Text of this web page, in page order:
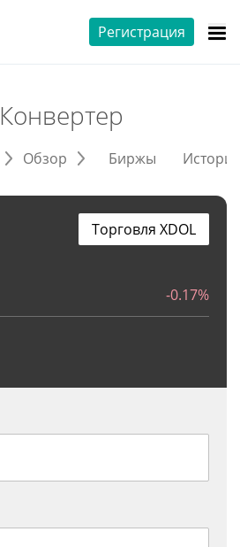
Регистрация
Конвертер
Обзор Биржы
-0.17%
Торговля XDOL